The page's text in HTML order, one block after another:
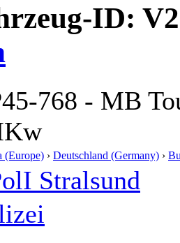
ID:
768 - MB
(Europe) › Deutschland (Germany) ›
Stralsund